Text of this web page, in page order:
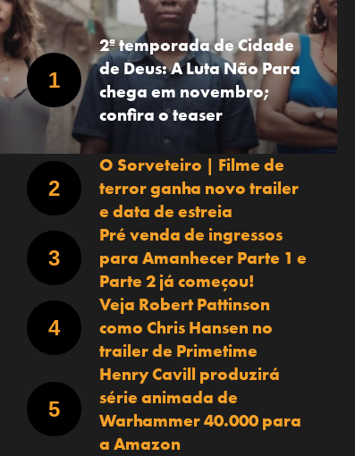
2ª temporada de Cidade
de Deus: A Luta Não Para
chega em novembro;
confira o teaser
O Sorveteiro | Filme de
terror ganha novo trailer
e data de estreia
Pré venda de ingressos
para Amanhecer Parte 1 e
Parte 2 já começou!
Veja Robert Pattinson
como Chris Hansen no
trailer de Primetime
Henry Cavill produzirá
série animada de
Warhammer 40.000 para
a Amazon